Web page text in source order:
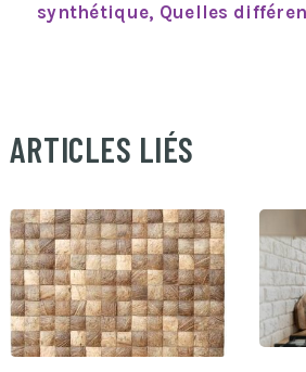
synthétique, Quelles
ARTICLES LIÉS